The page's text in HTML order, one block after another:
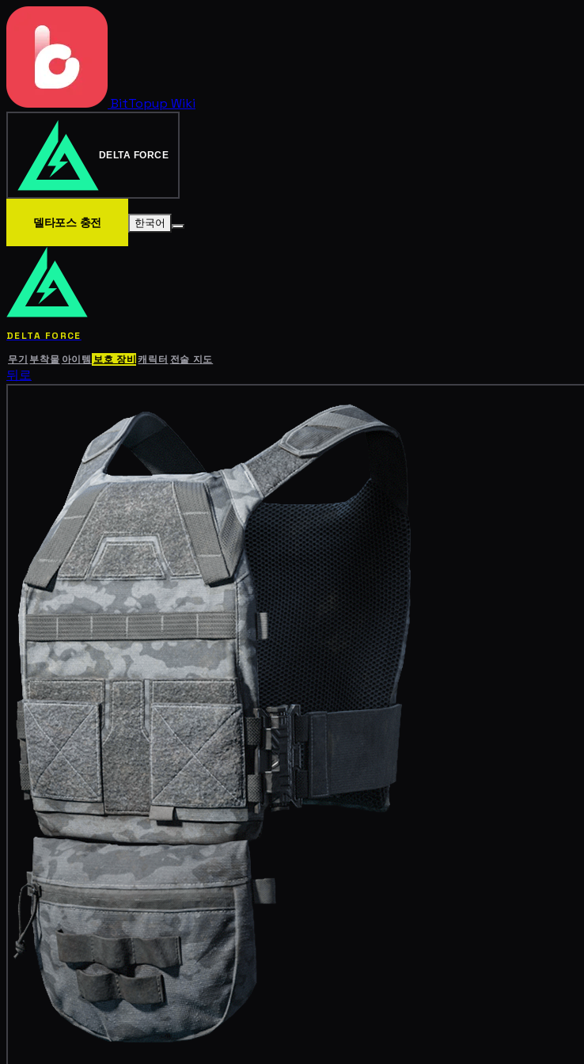
BitTopup Wiki
DELTA FORCE
델타포스 충전 한국어
DELTA FORCE
무기 부착물 아이템 보호 장비 캐릭터 전술 지도
뒤로